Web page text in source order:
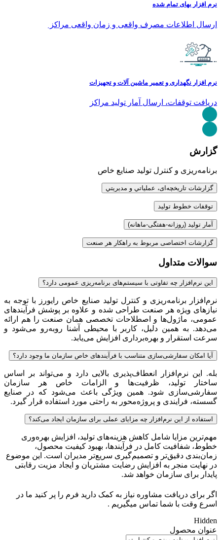
نرم افزار بهای تمام شده
ارسال اطلاعات مصرف واقعی و زمان واقعی مراکز
نرم افزار نگهداری و تعمیر ماشین آلات و تجهیزات
دریافت توقفات، ارسال آمار تولید مراکز
گزارش
برنامه‌ریزی و کنترل تولید صنایع خاص
گزارشات تاریخچه‌ای، عملياتي و مديريتي
توقفات خطوط تولید
آمار تولید (روزانه-هفتگی-ماهانه)
گزارشات اختصاصی مربوط به راهکار هر صنعت
سوالات متداول
این نرم‌افزار چه تفاوتی با سیستم‌های برنامه‌ریزی عمومی دارد؟
نرم‌افزار برنامه‌ریزی و کنترل تولید صنایع خاص رایورز با توجه به
نیازهای ویژه هر صنعت طراحی شده و علاوه بر پوشش فرآیندهای
عمومی، ماژول‌ها و اصطلاحات تخصصی همان صنعت را هم ارائه
می‌دهد. به همین دلیل، کاربر با محیطی آشنا روبه‌رو می‌شود و
سرعت استقرار و بهره‌برداری افزایش می‌یابد.
آیا امکان سفارشی‌سازی متناسب با فرآیندهای خاص سازمان ما وجود دارد؟
بله. این نرم‌افزار انعطاف‌پذیری بالایی دارد و می‌تواند بر اساس
ساختار تولید، ظرفیت‌ها و الزامات خاص هر سازمان
سفارشی‌سازی شود. همین ویژگی باعث می‌شود که در صنایع
گسسته، فرایندی و پروژه‌محور به راحتی مورد استفاده قرار گیرد.
استفاده از این نرم‌افزار چه مزایای عملی برای سازمان ایجاد می‌کند؟
مهم‌ترین مزایا شامل کاهش هزینه‌های تولید، افزایش بهره‌وری
خطوط، شفافیت کامل در فرآیندها، بهبود کیفیت محصول،
زمان‌بندی دقیق‌تر و تصمیم‌گیری سریع‌تر مدیران است. این موضوع
در نهایت منجر به افزایش رضایت مشتریان و ایجاد مزیت رقابتی
پایدار برای سازمان خواهد شد.
اگر برای دریافت مشاوره نیاز به کمک دارید فرم را پر کنید ما در
اسرع وقت با شما تماس میگیریم .
Hidden
عنوان محصول